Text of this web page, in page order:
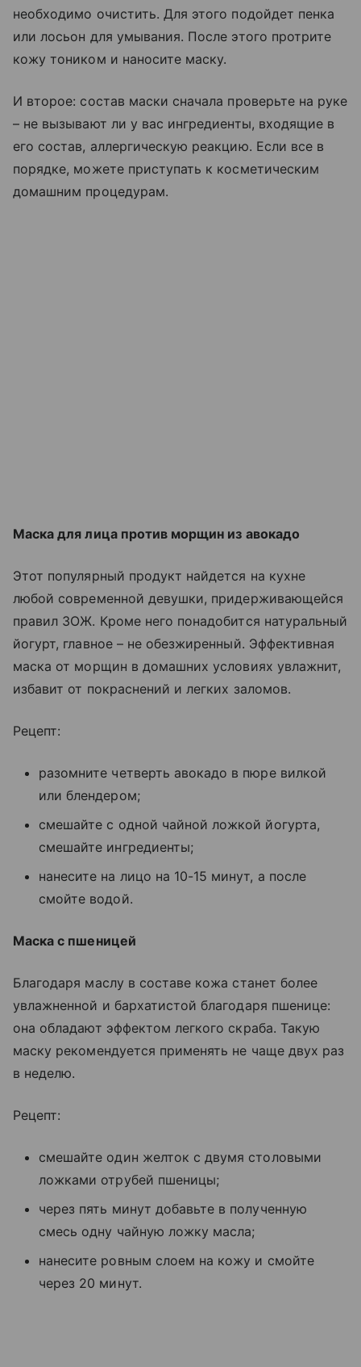
необходимо очистить. Для этого подойдет пенка
или лосьон для умывания. После этого протрите
кожу тоником и наносите маску.
И второе: состав маски сначала проверьте на руке
– не вызывают ли у вас ингредиенты, входящие в
его состав, аллергическую реакцию. Если все в
порядке, можете приступать к косметическим
домашним процедурам.
Маска для лица против морщин из авокадо
Этот популярный продукт найдется на кухне
любой современной девушки, придерживающейся
правил ЗОЖ. Кроме него понадобится натуральный
йогурт, главное – не обезжиренный. Эффективная
маска от морщин в домашних условиях увлажнит,
избавит от покраснений и легких заломов.
Рецепт:
разомните четверть авокадо в пюре вилкой
или блендером;
смешайте с одной чайной ложкой йогурта,
смешайте ингредиенты;
нанесите на лицо на 10-15 минут, а после
смойте водой.
Маска с пшеницей
Благодаря маслу в составе кожа станет более
увлажненной и бархатистой благодаря пшенице:
она обладают эффектом легкого скраба. Такую
маску рекомендуется применять не чаще двух раз
в неделю.
Рецепт:
смешайте один желток с двумя столовыми
ложками отрубей пшеницы;
через пять минут добавьте в полученную
смесь одну чайную ложку масла;
нанесите ровным слоем на кожу и смойте
через 20 минут.